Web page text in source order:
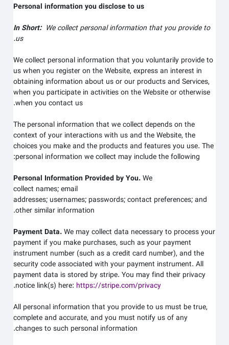
Personal information you disclose to us
In Short:We collect personal information that you provide to
us.
We collect personal information that you voluntarily provide to
us when you register on theWebsite,express an interest in
obtaining information about us or our products and Services,
when you participate in activities on theWebsiteor otherwise
when you contact us.
The personal information that we collect depends on the
context of your interactions with us and theWebsite, the
choices you make and the products and features you use. The
personal information we collect may include the following:
Personal Information Provided by You.We
collectnames;email
addresses;usernames;passwords;contact preferences;and
other similar information.
Payment Data.We may collect data necessary to process your
payment if you make purchases, such as your payment
instrument number (such as a credit card number), and the
security code associated with your payment instrument. All
payment data is stored bystripe. You may find their privacy
notice link(s) here:https://stripe.com/privacy
.
All personal information that you provide to us must be true,
complete and accurate, and you must notify us of any
changes to such personal information.